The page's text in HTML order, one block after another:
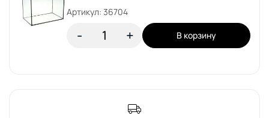
Артикул: 36704
- + В корзину